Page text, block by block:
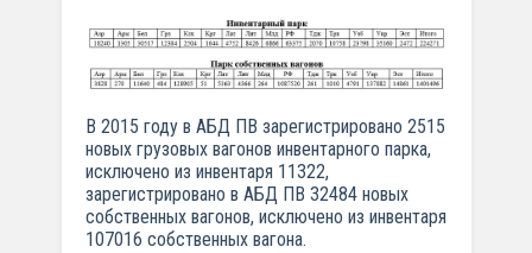
В 2015 году в АБД ПВ зарегистрировано 2515
новых грузовых вагонов инвентарного парка,
исключено из инвентаря 11322,
зарегистрировано в АБД ПВ 32484 новых
собственных вагонов, исключено из инвентаря
107016 собственных вагона.